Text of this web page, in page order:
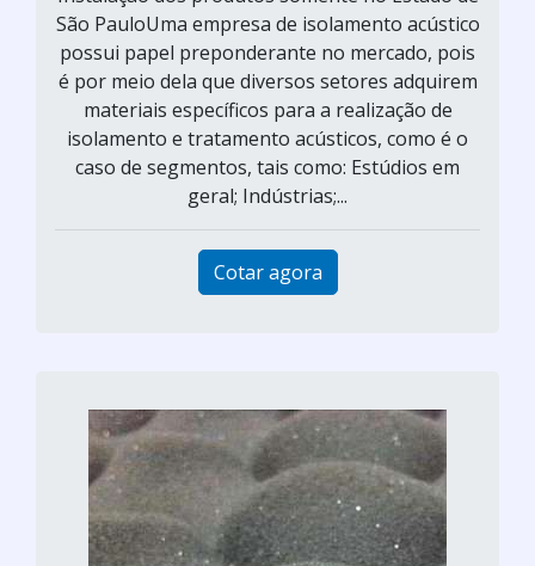
São PauloUma empresa de isolamento acústico
possui papel preponderante no mercado, pois
é por meio dela que diversos setores adquirem
materiais específicos para a realização de
isolamento e tratamento acústicos, como é o
caso de segmentos, tais como: Estúdios em
geral; Indústrias;...
Cotar agora